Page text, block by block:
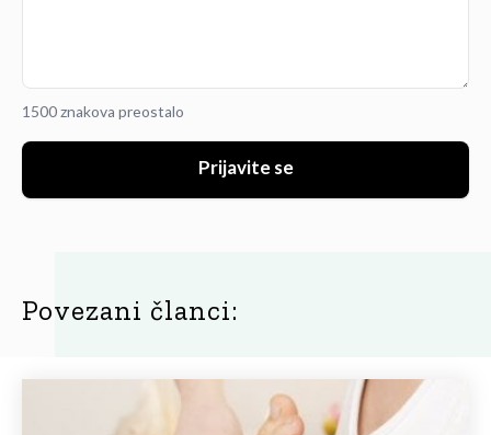
1500 znakova preostalo
Prijavite se
Povezani članci: